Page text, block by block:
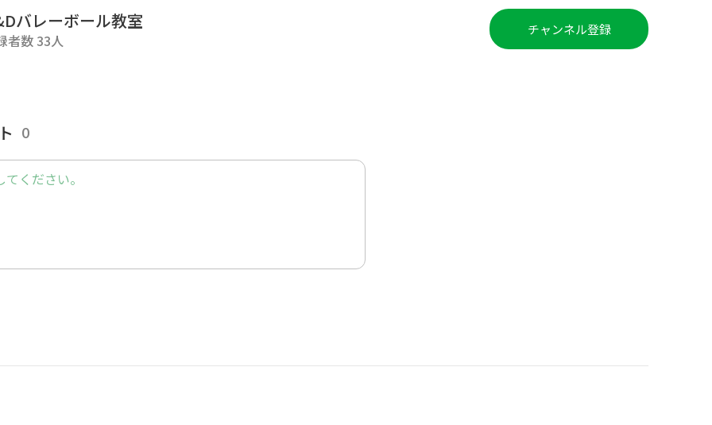
は力強いサーブは打てないので、今回のポイントを意識しながら、練習で実践し
😊✨
バレーボール教室
者数 33人
チャンネル登録
0
ください。